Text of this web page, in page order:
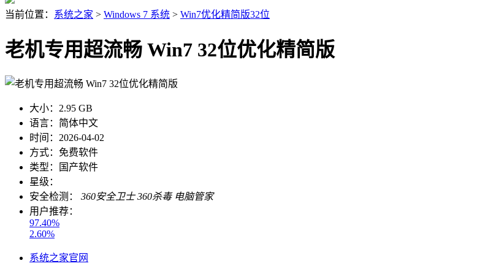
当前位置： 系统之家 > Windows 7 系统 > Win7优化精简版32位
老机专用超流畅 Win7 32位优化精简版
大小： 2.95 GB
语言： 简体中文
时间： 2026-04-02
方式： 免费软件
类型：
国产软件
星级：
安全检测：
360安全卫士 360杀毒 电脑管家
用户推荐：
97.40%
2.60%
系统之家官网